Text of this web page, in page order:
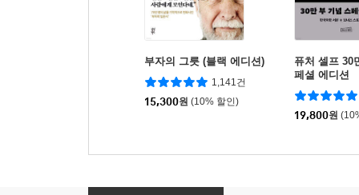
부자의 그릇 (블랙 에디션)
1,141건
15,300원 (10% 할인)
퓨처 셀프 30
페셜 에디션
19,800원